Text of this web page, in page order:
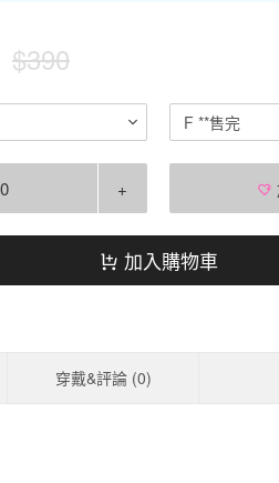
$390
F **售完
+
加入購物車
穿戴&評論 (0)